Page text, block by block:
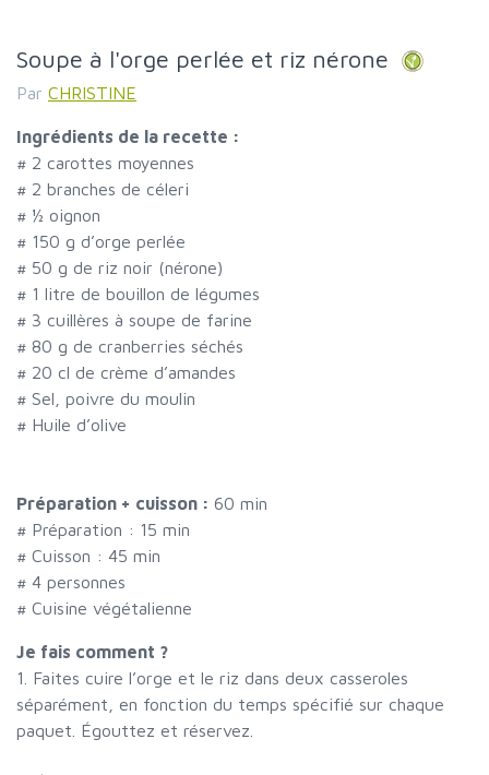
Soupe à l'orge perlée et riz nérone
Par CHRISTINE
Ingrédients de la recette :
# 2 carottes moyennes
# 2 branches de céleri
# ½ oignon
# 150 g d’orge perlée
# 50 g de riz noir (nérone)
# 1 litre de bouillon de légumes
# 3 cuillères à soupe de farine
# 80 g de cranberries séchés
# 20 cl de crème d’amandes
# Sel, poivre du moulin
# Huile d’olive
Préparation + cuisson : 60 min
# Préparation : 15 min
# Cuisson : 45 min
# 4 personnes
# Cuisine végétalienne
Je fais comment ?
1. Faites cuire l’orge et le riz dans deux casseroles
séparément, en fonction du temps spécifié sur chaque
paquet. Égouttez et réservez.